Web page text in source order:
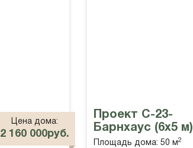
Цена дома:
2 160 000руб.
Проект С-23-
Барнхаус (6х5 м)
Площадь дома: 50 м 2